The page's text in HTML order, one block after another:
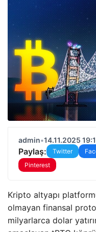
admin•14.11.2025
Paylaş: Twitter
Pinterest
Kripto altyapı
olmayan finansal
milyarlarca dolar